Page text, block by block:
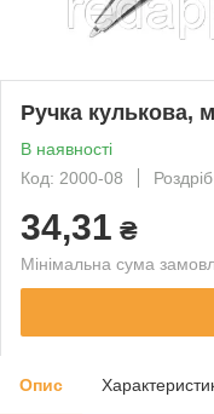
Ручка кулькова,
В наявності
Код: 2000-08
Роздріб
34,31 ₴
Мінімальна сума
Опис